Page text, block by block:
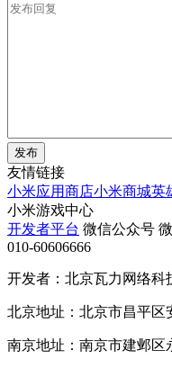
发布
友情链接
小米应用商店小米商城英
小米游戏中心
开发者平台 微信公众号
010-60606666
开发者：北京瓦力网络科
北京地址：北京市昌平区
南京地址：南京市建邺区